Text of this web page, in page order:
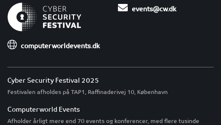
events@cw.dk
computerworldevents.dk
Cyber Security Festival 2025
Festivalen afholdes på TAP1, Raffinaderivej 10, København
Computerworld Events
Afholder årligt mere end 70 events og konferencer, med flere tusinde